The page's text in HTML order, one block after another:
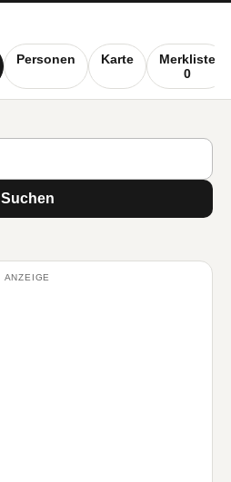
Personen Karte
Merkliste
0
Suchen
ANZEIGE